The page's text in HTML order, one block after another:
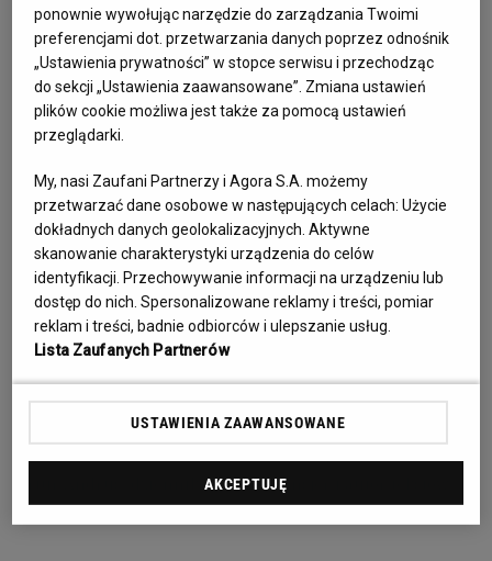
Prowadziła też audycje w radiowej Trójce oraz na antenie
Radia Nowy Świat. Wspólnie z satyrykiem Szymonem
Majewskim w latach 2021-25 tworzyła podcast "Mówi się".
Była założycielką kultowej niezależnej wytwórni filmowej
Polonia i Teatru Dramatycznego.
W kwietniu 2025 r. na stronach Kabaretu Hrabi pojawiła się
wiadomość, że artystka zmaga się z chorobą nowotworową i
zawiesza swoją aktywność publiczną.
Zmarła 17 lipca 2025 roku. Miała 59 lat.
"Aśka, nie da się napisać wesołej piosenki o sercu
Artur Andrus, dziennikarz, konferansjer i autor tekstów
ponownie wywołując narzędzie do zarządzania Twoimi
preferencjami dot. przetwarzania danych poprzez odnośnik
„Ustawienia prywatności” w stopce serwisu i przechodząc
do sekcji „Ustawienia zaawansowane”. Zmiana ustawień
plików cookie możliwa jest także za pomocą ustawień
przeglądarki.
My, nasi Zaufani Partnerzy i Agora S.A. możemy
przetwarzać dane osobowe w następujących celach:Użycie
dokładnych danych geolokalizacyjnych. Aktywne
skanowanie charakterystyki urządzenia do celów
identyfikacji. Przechowywanie informacji na urządzeniu lub
dostęp do nich. Spersonalizowane reklamy i treści, pomiar
reklam i treści, badnie odbiorców i ulepszanie usług.
Lista Zaufanych Partnerów
USTAWIENIA ZAAWANSOWANE
AKCEPTUJĘ